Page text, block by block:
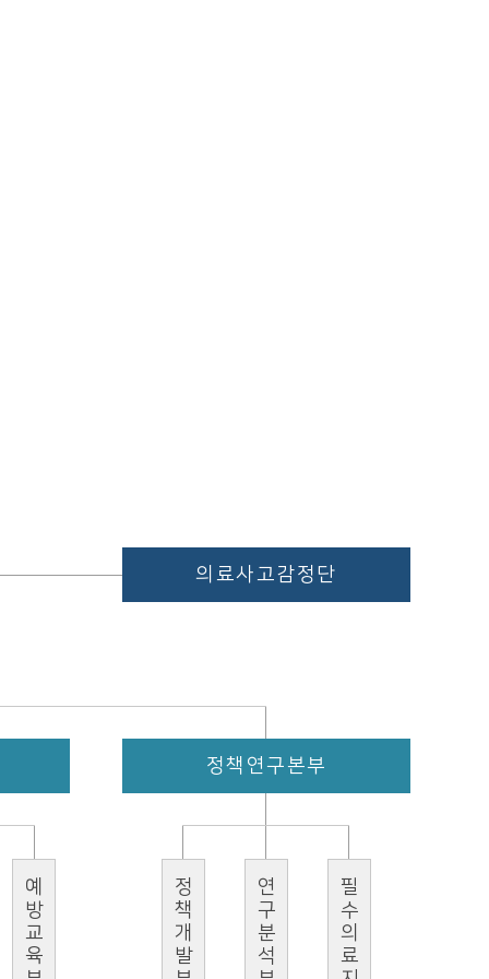
의료사고감정단
예방교육부
정책연구본부
정책개발부 연구분석부